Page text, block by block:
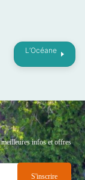
L’Océane
meilleures infos et offres